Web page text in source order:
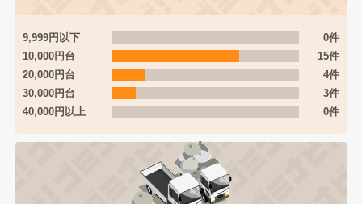
9,999円以下
0件
10,000円台
15件
20,000円台
4件
30,000円台
3件
40,000円以上
0件